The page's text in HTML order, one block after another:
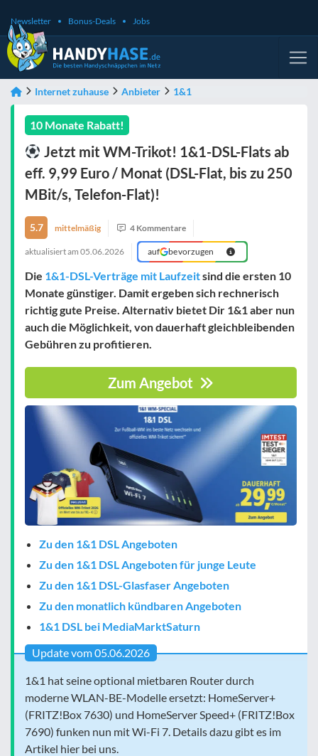
Newsletter Bonus-Deals Jobs
Internet zuhause Anbieter 1&1
10 Monate Rabatt!
Jetzt mit WM-Trikot! 1&1-DSL-Flats ab
eff. 9,99 Euro / Monat (DSL-Flat, bis zu 250
MBit/s, Telefon-Flat)!
5.7 mittelmäßig 4 Kommentare
aktualisiert am 05.06.2026 auf bevorzugen
Die 1&1-DSL-Verträge mit Laufzeitsind die ersten 10
Monate günstiger. Damit ergeben sich rechnerisch
richtig gute Preise. Alternativ bietet Dir 1&1 aber nun
auch die Möglichkeit, von dauerhaft gleichbleibenden
Gebühren zu profitieren.
Zum Angebot
Zu den 1&1 DSL Angeboten
Zu den 1&1 DSL Angeboten für junge Leute
Zu den 1&1 DSL-Glasfaser Angeboten
Zu den monatlich kündbaren Angeboten
1&1 DSL bei MediaMarktSaturn
Update vom 05.06.2026
1&1 hat seine optional mietbaren Router durch
moderne WLAN-BE-Modelle ersetzt: HomeServer+
(FRITZ!Box 7630) und HomeServer Speed+ (FRITZ!Box
7690) funken nun mit Wi-Fi 7. Details dazu gibt es im
Artikel hier bei uns.